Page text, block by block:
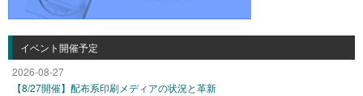
イベント開催予定
2026-08-27
【8/27開催】配布系印刷メディアの状況と革新